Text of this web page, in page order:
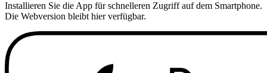
Installieren Sie die App für schnelleren Zugriff auf dem Smartphone.
Die Webversion bleibt hier verfügbar.